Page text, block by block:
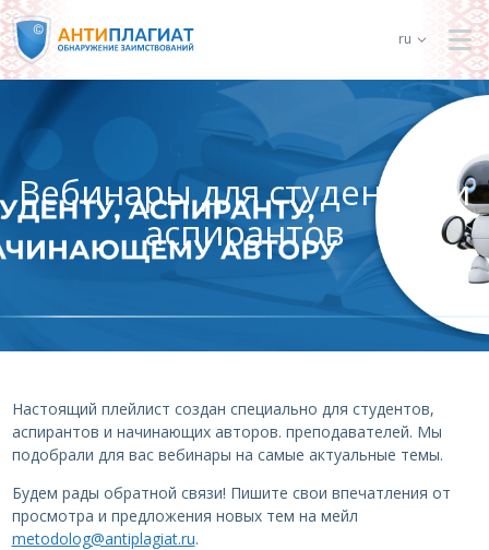
ru
Вебинары для студентов и
аспирантов
Настоящий плейлист создан специально для студентов,
аспирантов и начинающих авторов. преподавателей. Мы
подобрали для вас вебинары на самые актуальные темы.
Будем рады обратной связи! Пишите свои впечатления от
просмотра и предложения новых тем на мейл
metodolog@antiplagiat.ru.